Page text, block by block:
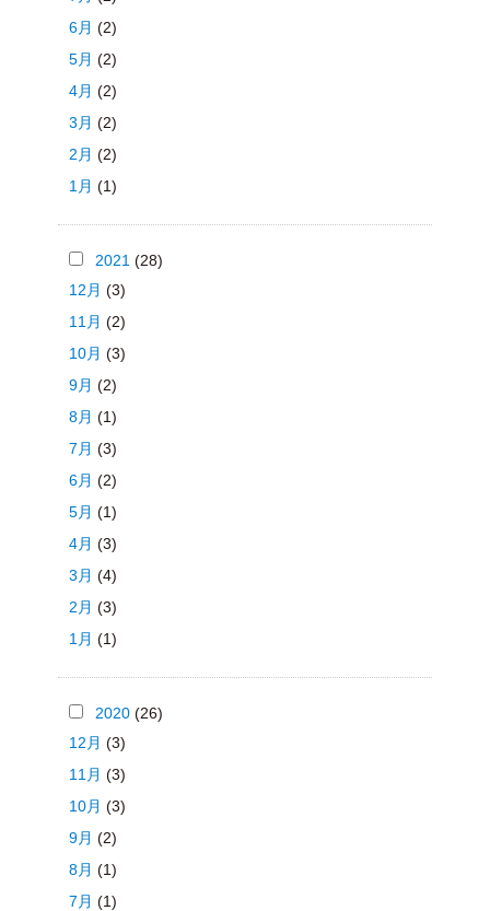
6月 (2)
5月 (2)
4月 (2)
3月 (2)
2月 (2)
1月 (1)
2021 (28)
12月 (3)
11月 (2)
10月 (3)
9月 (2)
8月 (1)
7月 (3)
6月 (2)
5月 (1)
4月 (3)
3月 (4)
2月 (3)
1月 (1)
2020 (26)
12月 (3)
11月 (3)
10月 (3)
9月 (2)
8月 (1)
7月 (1)